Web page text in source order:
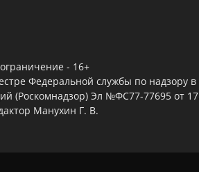
- 16+
Федеральной службы по надзору
(Роскомнадзор) Эл №ФС77-77695 от
Манухин Г. В.